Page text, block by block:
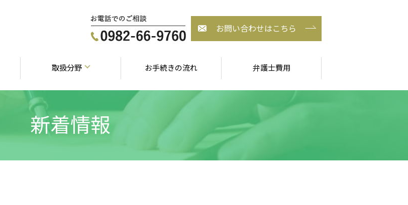
取扱分野 お手続きの流れ 弁護士費用
お問い合わせはこちら
新着情報